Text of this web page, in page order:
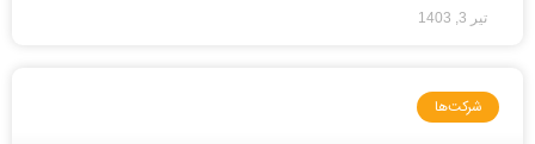
تیر 3, 1403
شرکت‌ها